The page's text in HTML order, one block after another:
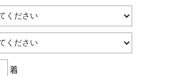
着